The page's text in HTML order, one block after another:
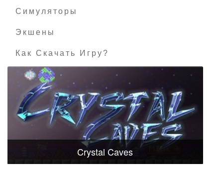
Симуляторы
Экшены
Как Скачать Игру?
Crystal Caves